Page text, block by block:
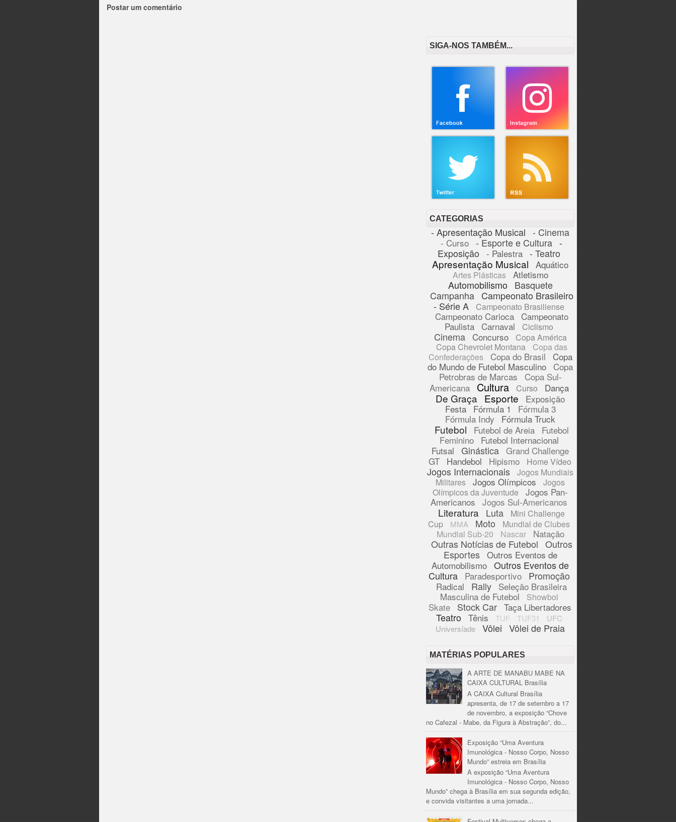
Postar um comentário
SIGA-NOS TAMBÉM...
CATEGORIAS
- Apresentação Musical - Cinema
- Curso - Esporte e Cultura -
Exposição - Palestra - Teatro
Apresentação Musical Aquático
Artes Plásticas Atletismo
Automobilismo
Basquete
Campanha Campeonato Brasileiro
- Série A
Campeonato Brasiliense
Campeonato Carioca
Campeonato
Paulista Carnaval Ciclismo
Cinema Concurso
Copa América
Copa Chevrolet Montana
Copa das
Confederações
Copa do Brasil Copa
do Mundo de Futebol Masculino Copa
Petrobras de Marcas
Copa Sul-
Americana
Cultura Curso Dança
De Graça Esporte
Exposição
Festa
Fórmula 1
Fórmula 3
Fórmula Indy
Fórmula Truck
Futebol Futebol de Areia
Futebol
Feminino
Futebol Internacional
Futsal Ginástica Grand Challenge
GT Handebol Hipismo Home Vídeo
Jogos Internacionais
Jogos Mundiais
Militares
Jogos Olímpicos
Jogos
Olímpicos da Juventude
Jogos Pan-
Americanos Jogos Sul-Americanos
Literatura Luta
Mini Challenge
Cup
MMA Moto
Mundial de Clubes
Mundial Sub-20
Nascar Natação
Outras Notícias de Futebol Outros
Esportes Outros Eventos de
Automobilismo Outros Eventos de
Cultura
Paradesportivo Promoção
Radical Rally Seleção Brasileira
Masculina de Futebol
Showbol
Skate Stock Car Taça Libertadores
Teatro Tênis TUF TUF31
UFC
Universíade
Vôlei Vôlei de Praia
MATÉRIAS POPULARES
A ARTE DE MANABU MABE NA
CAIXA CULTURAL Brasília
A CAIXA Cultural Brasília
apresenta, de 17 de setembro a 17
de novembro, a exposição “Chove
no Cafezal - Mabe, da Figura à Abstração”, do...
Exposição “Uma Aventura
Imunológica - Nosso Corpo, Nosso
Mundo” estreia em Brasília
A exposição “Uma Aventura
Imunológica - Nosso Corpo, Nosso
Mundo” chega à Brasília em sua segunda edição,
e convida visitantes a uma jornada...